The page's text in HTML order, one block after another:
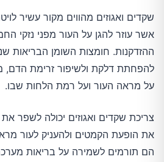
אשר עוזר להגן על העור מפני נזקי
ההזדקנות. חומצות השומן הבריאות
להפחתת דלקת ולשיפור זרימת הדם,
על מראה העור ועל רמת הלחות שבו.
צריכת שקדים ואגוזים יכולה לשפר
את הופעת הקמטים ולהעניק לעור
הם תורמים לשמירה על בריאות